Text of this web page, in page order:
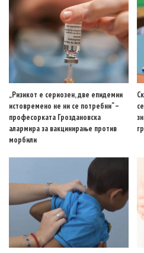
„Ризикот е сериозен, две епидемии
истовремено не ни се потребни“ –
професорката Гроздановска
алармира за вакцинирање против
морбили